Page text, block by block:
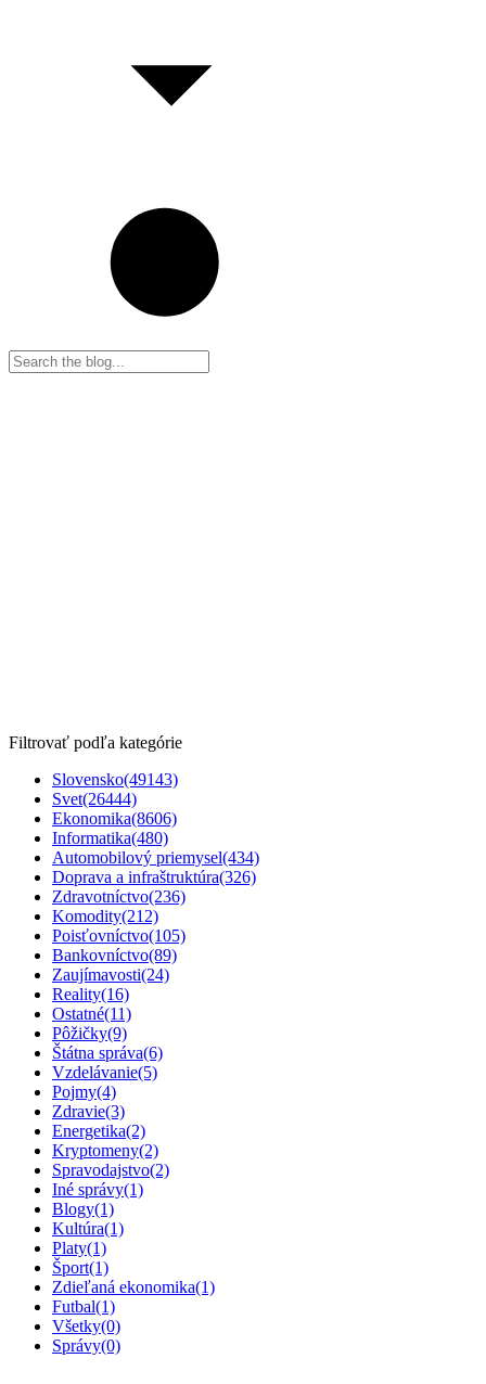
Filtrovať podľa kategórie
Slovensko(49143)
Svet(26444)
Ekonomika(8606)
Informatika(480)
Automobilový priemysel(434)
Doprava a infraštruktúra(326)
Zdravotníctvo(236)
Komodity(212)
Poisťovníctvo(105)
Bankovníctvo(89)
Zaujímavosti(24)
Reality(16)
Ostatné(11)
Pôžičky(9)
Štátna správa(6)
Vzdelávanie(5)
Pojmy(4)
Zdravie(3)
Energetika(2)
Kryptomeny(2)
Spravodajstvo(2)
Iné správy(1)
Blogy(1)
Kultúra(1)
Platy(1)
Šport(1)
Zdieľaná ekonomika(1)
Futbal(1)
Všetky(0)
Správy(0)